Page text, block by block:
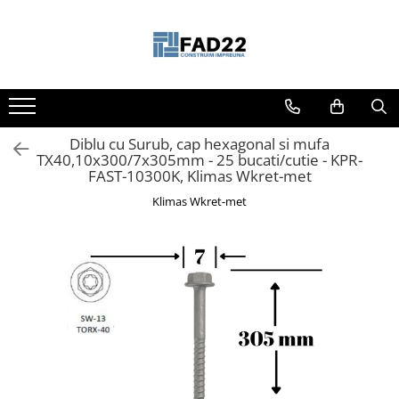
Materiale de constructii
Termoizolatii
Vata minerala
Polistiren
Cherestea
Diblu cu Surub, cap hexagonal si mufa
TX40,10x300/7x305mm - 25 bucati/cutie - KPR-
FAST-10300K, Klimas Wkret-met
Klimas Wkret-met